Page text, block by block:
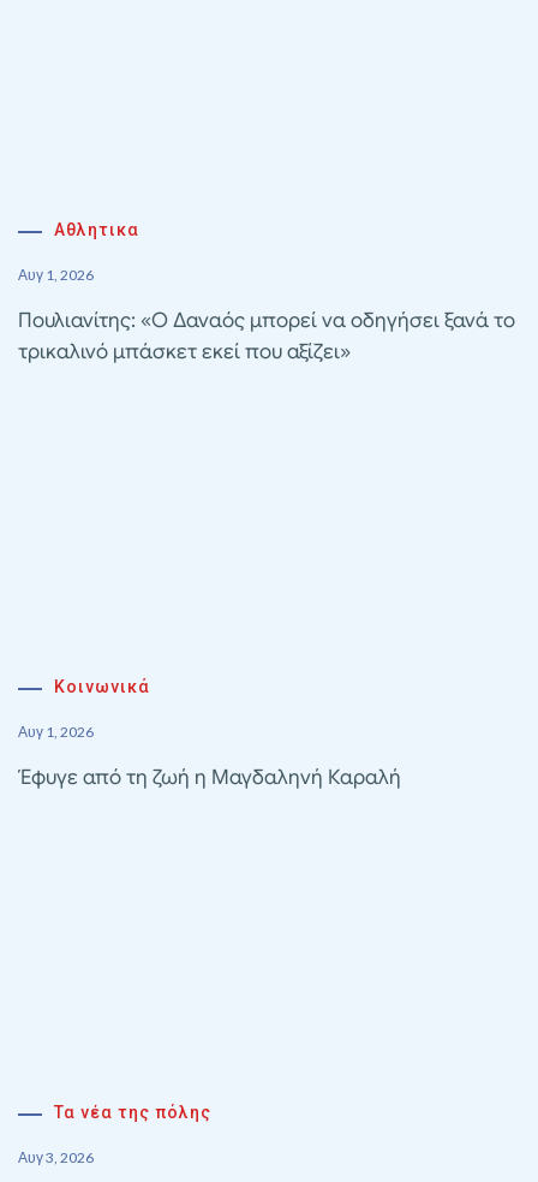
Αθλητικα
Αυγ 1, 2026
Πουλιανίτης: «Ο Δαναός μπορεί να οδηγήσει ξανά το
τρικαλινό μπάσκετ εκεί που αξίζει»
Κοινωνικά
Αυγ 1, 2026
Έφυγε από τη ζωή η Μαγδαληνή Καραλή
Τα νέα της πόλης
Αυγ 3, 2026